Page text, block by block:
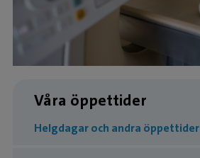
Våra öppettider
Helgdagar och andra öppettider